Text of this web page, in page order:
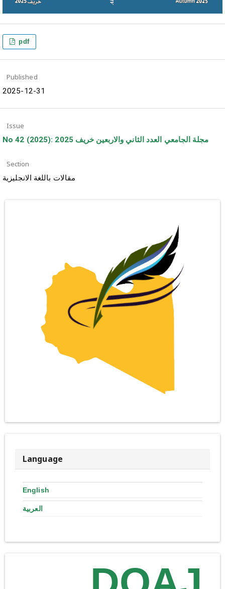
pdf
Published
2025-12-31
Issue
No 42 (2025): مجلة الجامعي العدد الثاني والاربعين خريف 2025
Section
مقالات باللغة الانجليزية
Language
English
العربية